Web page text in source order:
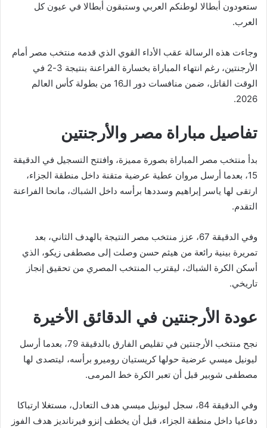
ستعودون أبطالا لوطنكم العربي وستبقون أبطالا في عيون كل
العرب.
وجاءت هذه الرسالة عقب الأداء القوي الذي قدمه منتخب مصر أمام
الأرجنتين، رغم انتهاء المباراة بخسارة الفراعنة بنتيجة 3-2 في
الوقت القاتل، ضمن منافسات دور الـ16 من بطولة كأس العالم
2026.
تفاصيل مباراة مصر والأرجنتين
بدأ منتخب مصر المباراة بصورة مميزة، وافتتح التسجيل في الدقيقة
15، بعدما أرسل مروان عطية عرضية متقنة داخل منطقة الجزاء،
ارتقى لها ياسر إبراهيم وسددها برأسه داخل الشباك، مانحا الفراعنة
التقدم.
وفي الدقيقة 67، عزز منتخب مصر النتيجة بالهدف الثاني، بعد
تمريرة بينية رائعة من هيثم حسن وصلت إلى مصطفى زيكو، الذي
أسكن الكرة الشباك، ليقترب المنتخب المصري من تحقيق إنجاز
تاريخي.
عودة الأرجنتين في الدقائق الأخيرة
نجح منتخب الأرجنتين في تقليص الفارق بالدقيقة 79، بعدما أرسل
ليونيل ميسي عرضية حولها كريستيان روميرو برأسه، ليتصدى لها
مصطفى شوبير قبل أن تعبر الكرة خط المرمى.
وفي الدقيقة 84، سجل ليونيل ميسي هدف التعادل، مستغلا ارتباكا
دفاعيا داخل منطقة الجزاء، قبل أن يخطف إنزو فيرنانديز هدف الفوز